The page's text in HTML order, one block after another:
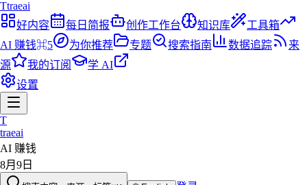
Ttraeai
好内容
每日简报 创作工作台 知识库
工具箱
AI 赚钱⌘5 为你推荐 专题 搜索指南 数据追踪
来
源
我的订阅
学 AI
设置
T
traeai
AI 赚钱
8月9日